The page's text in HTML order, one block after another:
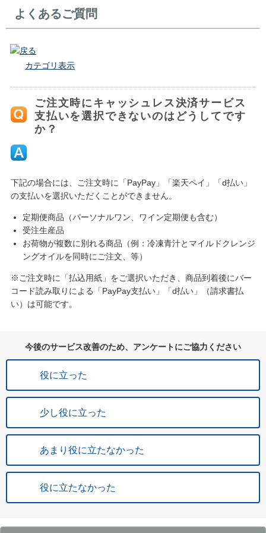
よくあるご質問
戻る
カテゴリ表示
ご注文時にキャッシュレス決済サービス
支払いを選択できないのはどうしてです
か？
下記の場合には、ご注文時に「PayPay」「楽天ペイ」「d払い」
の支払いを選択いただくことができません。
定期便商品（パーソナルワン、ワイン定期便も含む）
受注生産品
お荷物が複数に別れる商品（例：冷凍青汁とマイルドクレンジ
ングオイルを同時にご注文、等）
※ご注文時に「払込用紙」をご選択いただき、商品到着後にバー
コード読み取りによる「PayPay支払い」「d払い」（請求書払
い）は可能です。
今後のサービス改善のため、アンケートにご協力ください
役に立った
少し役に立った
あまり役に立たなかった
役に立たなかった